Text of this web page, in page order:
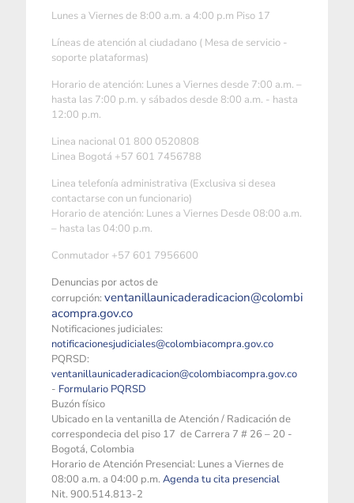
Lunes a Viernes de 8:00 a.m. a 4:00 p.m Piso 17
Líneas de atención al ciudadano ( Mesa de servicio -
soporte plataformas)
Horario de atención: Lunes a Viernes desde 7:00 a.m. –
hasta las 7:00 p.m. y sábados desde 8:00 a.m. - hasta
12:00 p.m.
Linea nacional 01 800 0520808
Linea Bogotá +57 601 7456788
Linea telefonía administrativa (Exclusiva si desea
contactarse con un funcionario)
Horario de atención: Lunes a Viernes Desde 08:00 a.m.
– hasta las 04:00 p.m.
Conmutador +57 601 7956600
Denuncias por actos de
corrupción: ventanillaunicaderadicacion@colombi
acompra.gov.co
Notificaciones judiciales:
notificacionesjudiciales@colombiacompra.gov.co
PQRSD:
ventanillaunicaderadicacion@colombiacompra.gov.co
- Formulario PQRSD
Buzón físico
Ubicado en la ventanilla de Atención / Radicación de
correspondecia del piso 17 de Carrera 7 # 26 – 20 -
Bogotá, Colombia
Horario de Atención Presencial: Lunes a Viernes de
08:00 a.m. a 04:00 p.m. Agenda tu cita presencial
Nit. 900.514.813-2